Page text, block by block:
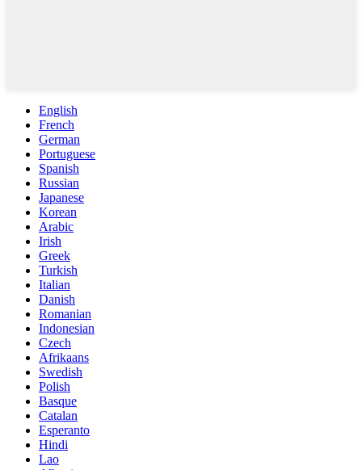
English
French
German
Portuguese
Spanish
Russian
Japanese
Korean
Arabic
Irish
Greek
Turkish
Italian
Danish
Romanian
Indonesian
Czech
Afrikaans
Swedish
Polish
Basque
Catalan
Esperanto
Hindi
Lao